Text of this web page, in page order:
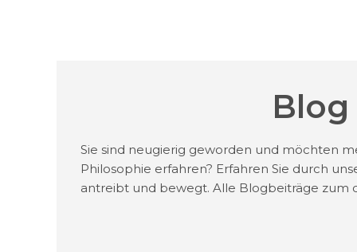
Blog
Sie sind neugierig geworden und möchten
Philosophie erfahren? Erfahren Sie durch
antreibt und bewegt. Alle Blogbeiträge zum